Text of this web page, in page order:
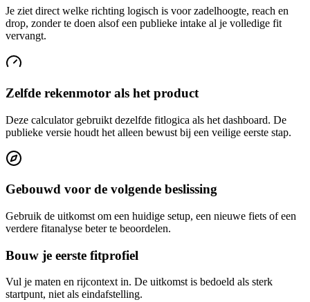
Je ziet direct welke richting logisch is voor zadelhoogte, reach en
drop, zonder te doen alsof een publieke intake al je volledige fit
vervangt.
Zelfde rekenmotor als het product
Deze calculator gebruikt dezelfde fitlogica als het dashboard. De
publieke versie houdt het alleen bewust bij een veilige eerste stap.
Gebouwd voor de volgende beslissing
Gebruik de uitkomst om een huidige setup, een nieuwe fiets of een
verdere fitanalyse beter te beoordelen.
Bouw je eerste fitprofiel
Vul je maten en rijcontext in. De uitkomst is bedoeld als sterk
startpunt, niet als eindafstelling.